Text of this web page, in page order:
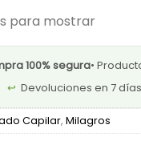
para mostrar
100% segura•
↩️ Devoluciones en 7
Capilar, Milagros